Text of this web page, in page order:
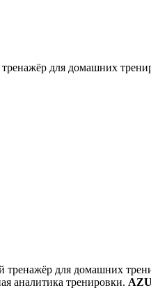
для домашних
для домашних
аналитика тренировки.